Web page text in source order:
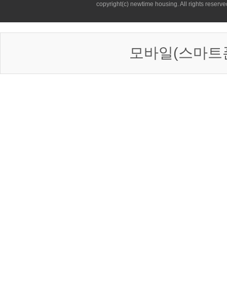
copyright(c) newtime housing. All rights
모바일(스마